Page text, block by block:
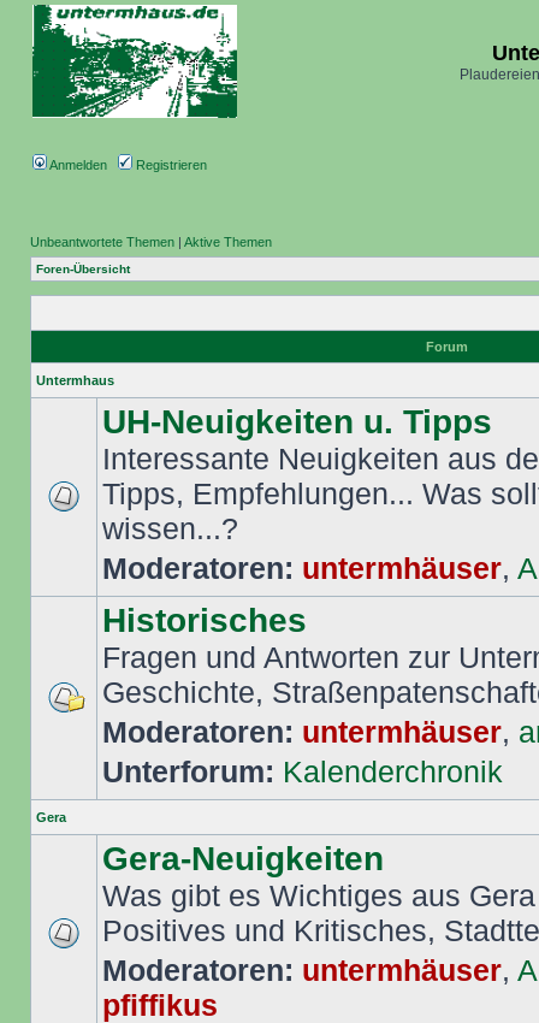
Anmelden Registrieren
Unbeantwortete Themen | Aktive Themen
Foren-Übersicht
Forum
Untermhaus
UH-Neuigkeiten u. Tipps
Interessante Neuigkeiten aus
Tipps, Empfehlungen... Was
wissen...?
Moderatoren: untermhäuser,
Historisches
Fragen und Antworten zur
Geschichte,
Moderatoren: untermhäuser,
Unterforum: Kalenderchronik
Gera
Gera-Neuigkeiten
Was gibt es Wichtiges aus
Positives und Kritisches,
Moderatoren: untermhäuser,
pfiffikus